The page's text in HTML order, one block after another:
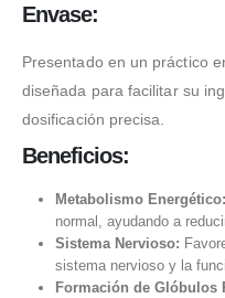
Envase:
Presentado en un práctico
diseñada para facilitar su
dosificación precisa.
Beneficios:
Metabolismo Energético:
normal, ayudando a
Sistema Nervioso:
sistema nervioso y la
Formación de Glóbulos